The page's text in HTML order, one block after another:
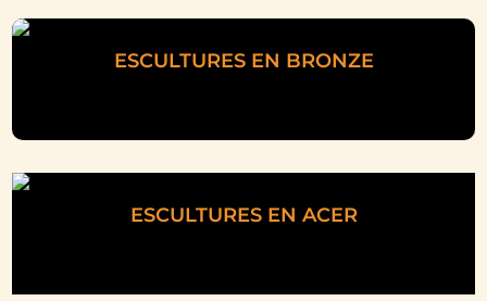
ESCULTURES EN BRONZE
ESCULTURES EN ACER